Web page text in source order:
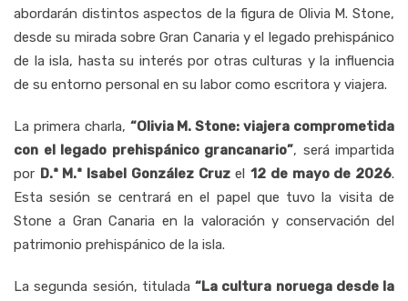
abordarán distintos aspectos de la figura de Olivia M. Stone,
desde su mirada sobre Gran Canaria y el legado prehispánico
de la isla, hasta su interés por otras culturas y la influencia
de su entorno personal en su labor como escritora y viajera.
La primera charla, “Olivia M. Stone: viajera comprometida
con el legado prehispánico grancanario”, será impartida
por D.ª M.ª Isabel González Cruzel12 de mayo de 2026.
Esta sesión se centrará en el papel que tuvo la visita de
Stone a Gran Canaria en la valoración y conservación del
patrimonio prehispánico de la isla.
La segunda sesión, titulada “La cultura noruega desde la